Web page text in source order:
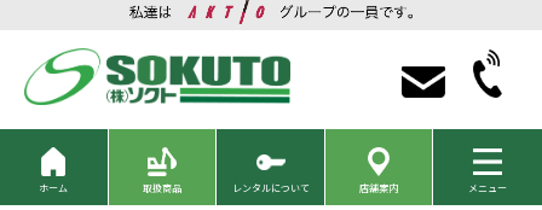
ホーム 取扱商品 レンタルについて 店舗案内 メニュー